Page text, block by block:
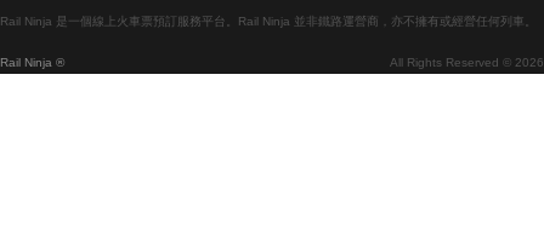
Rail Ninja ® All Rights Reserved © 2026
Rail Ninja 是一個線上火車票預訂服務平台。Rail Ninja 並非鐵路運營商，亦不擁有或經營任何列車。